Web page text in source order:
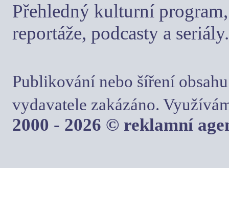
Přehledný kulturní
reportáže, podcasty a seriály.
Publikování nebo šíření
vydavatele zakázáno.
2000 - 2026 © reklamní